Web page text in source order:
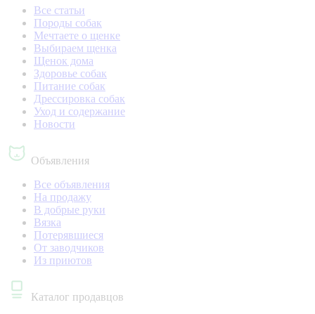
Все статьи
Породы собак
Мечтаете о щенке
Выбираем щенка
Щенок дома
Здоровье собак
Питание собак
Дрессировка собак
Уход и содержание
Новости
Объявления
Все объявления
На продажу
В добрые руки
Вязка
Потерявшиеся
От заводчиков
Из приютов
Каталог продавцов